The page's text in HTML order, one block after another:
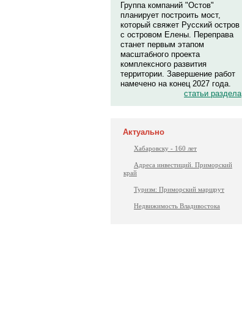
Группа компаний "Остов"
планирует построить мост,
который свяжет Русский остров
с островом Елены. Переправа
станет первым этапом
масштабного проекта
комплексного развития
территории. Завершение работ
намечено на конец 2027 года.
статьи раздела
Актуально
Хабаровску - 160 лет
Адреса инвестиций. Приморский
край
Туризм: Приморский маршрут
Недвижимость Владивостока